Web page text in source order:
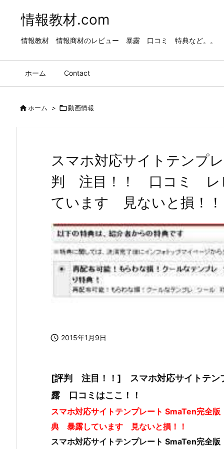
情報教材.com
情報教材 情報商材のレビュー 暴露 口コミ 特典など。。
ホーム Contact
ホーム > 動画情報
スマホ対応サイトテンプ
判 注目！！ 口コミ
ています 見ないと損！！
 2015年1月9日
[評判 注目！！] スマホ対応サイトテ
露 口コミはここ！！
スマホ対応サイトテンプレート SmaTen
典 暴露しています 見ないと損！！
スマホ対応サイトテンプレート SmaTen完全版